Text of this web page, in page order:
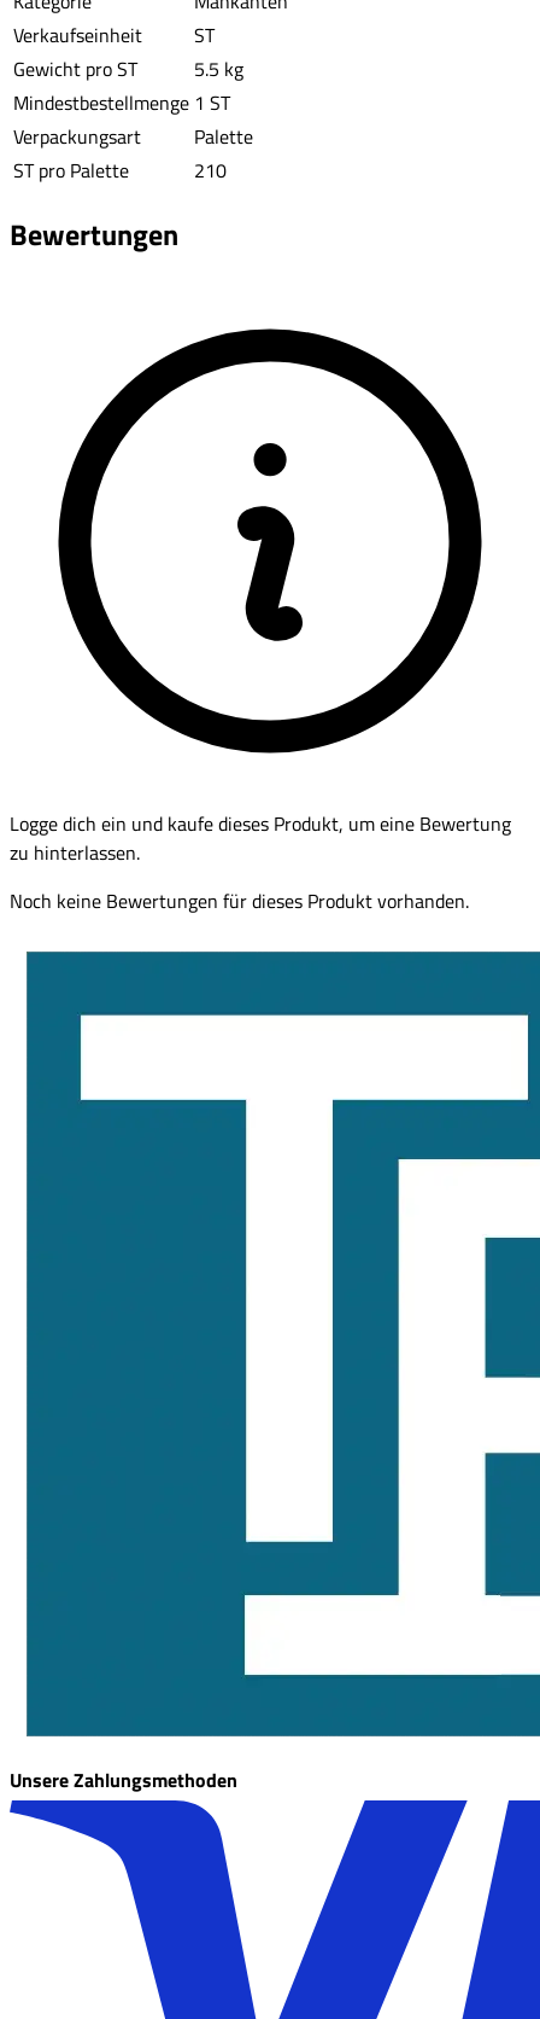
Verkaufseinheit
ST
Gewicht pro ST
5.5 kg
Mindestbestellmenge 1 ST
Verpackungsart
Palette
ST pro Palette
210
Bewertungen
Logge dich ein und kaufe dieses Produkt, um eine Bewertung
zu hinterlassen.
Noch keine Bewertungen für dieses Produkt vorhanden.
Unsere Zahlungsmethoden